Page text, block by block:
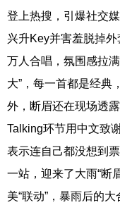
登上热搜，引爆社交
兴升Key并害羞脱掉
万人合唱，氛围感拉
大”，每一首都是经典
外，断眉还在现场透
Talking环节用中文致
表示连自己都没想到
一站，迎来了大雨“断
美“联动”，暴雨后的